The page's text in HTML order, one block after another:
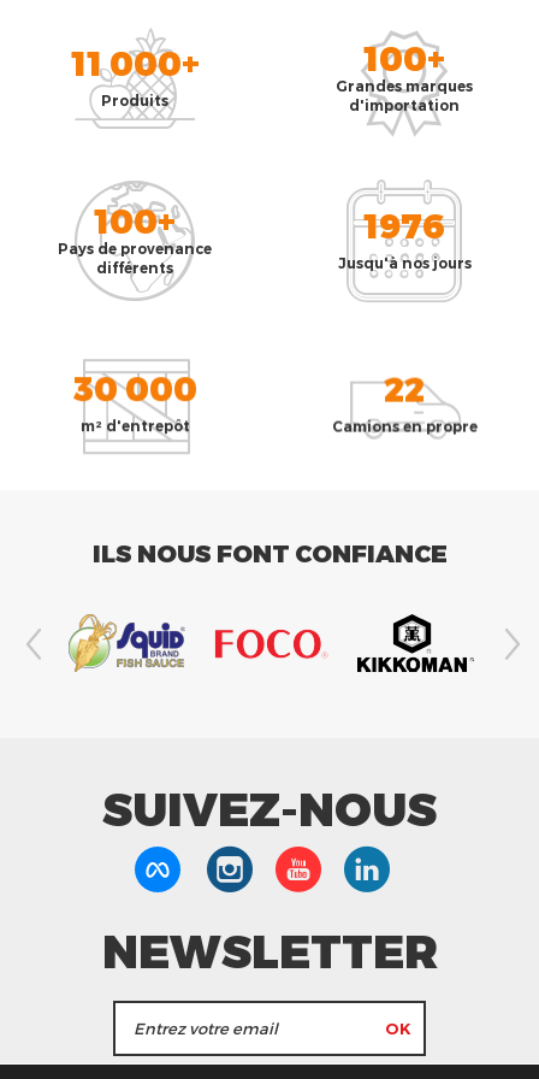
11 000+
Produits
100+
Grandes marques
d'importation
100+
Pays de provenance
différents
1976
Jusqu'à nos jours
30 000
m² d'entrepôt
22
Camions en propre
ILS NOUS FONT CONFIANCE
SUIVEZ-NOUS
NEWSLETTER